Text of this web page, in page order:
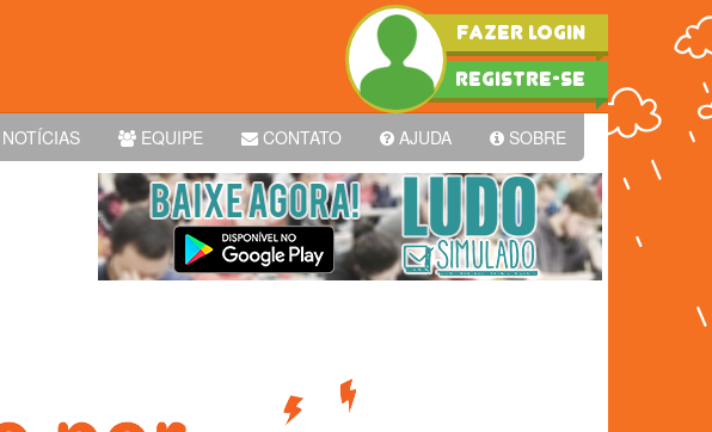
FAZER LOGIN
REGISTRE-SE
NOTÍCIAS EQUIPE CONTATO AJUDA SOBRE